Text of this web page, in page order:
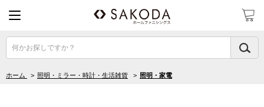
何かお探しですか？
ホーム > 照明・ミラー・時計・生活雑貨 > 照明・家電